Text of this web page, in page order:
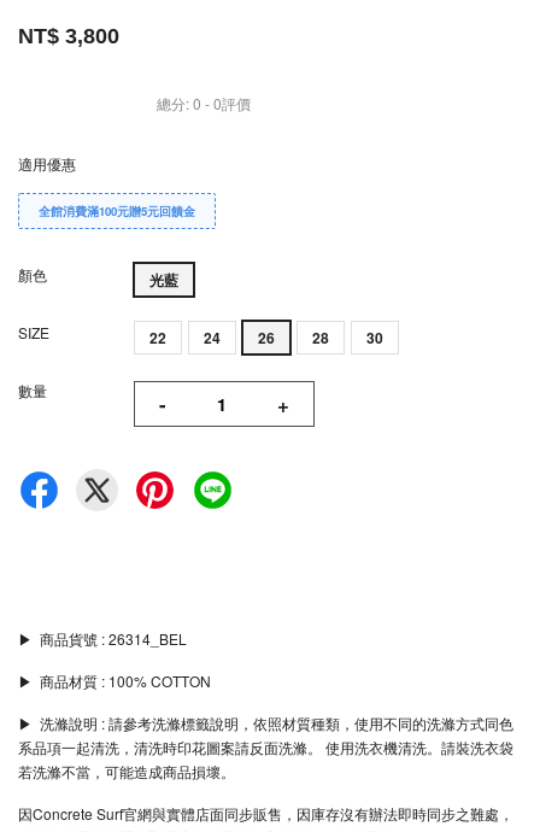
NT$ 3,800
總分:0 -0評價
適用優惠
全館消費滿100元贈5元回饋金
顏色 光藍
SIZE 22 24 26 28 30
數量 - +
▶︎ 商品貨號 : 26314_BEL
▶︎ 商品材質 : 100% COTTON
▶︎ 洗滌說明 : 請參考洗滌標籤說明，依照材質種類，使用不同的洗滌方式同色
系品項一起清洗，清洗時印花圖案請反面洗滌。 使用洗衣機清洗。請裝洗衣袋
若洗滌不當，可能造成商品損壞。
因Concrete Surf官網與實體店面同步販售，因庫存沒有辦法即時同步之難處，